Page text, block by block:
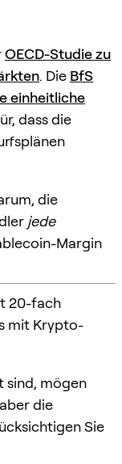
OECD-Studie zu
. Die BfS
einheitliche
dass die
die
jede
Margin
20-fach
mit Krypto-
sind, mögen
die
Sie